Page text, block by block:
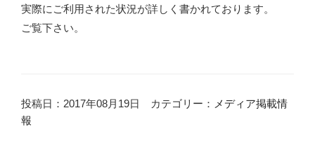
実際にご利用された状況が詳しく書かれております。
ご覧下さい。
投稿日：2017年08月19日 カテゴリー： メディア掲載情
報